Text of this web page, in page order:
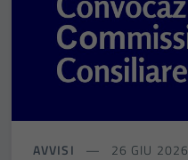
AVVISI 26 GIU 2026